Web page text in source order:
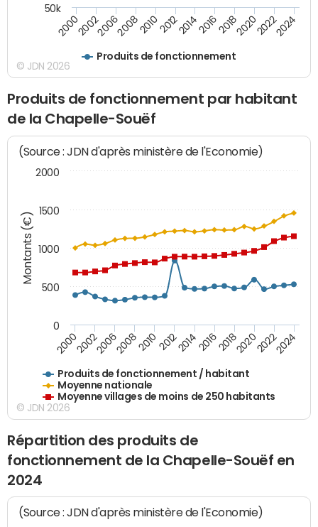
Produits de fonctionnement
200020022006200820102012201420162018202020222024
50k
© JDN 2026
Produits de fonctionnement par habitant
de la Chapelle-Souëf
Montants (€)
(Source : JDN d'après ministère de l'Economie)
Produits de fonctionnement / habitant
Moyenne nationale
Moyenne villages de moins de 250 habitants
200020022006200820102012201420162018202020222024
0
500
1000
1500
2000
© JDN 2026
Répartition des produits de
fonctionnement de la Chapelle-Souëf en
2024
(Source : JDN d'après ministère de l'Economie)